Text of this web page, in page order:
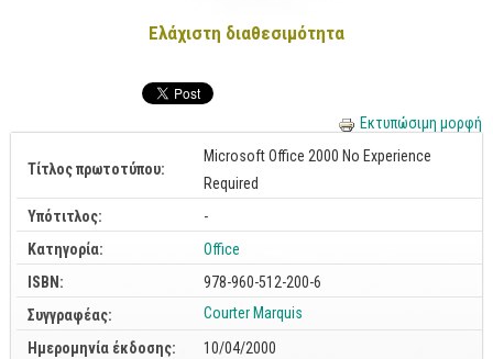
Γραφικά
Photoshop
After Effects
Acrobat
Ελάχιστη διαθεσιμότητα
Εκτυπώσιμη μορφή
Τίτλος πρωτοτύπου:
Microsoft Office 2000 No Experience
Required
Υπότιτλος:
-
Κατηγορία:
Office
ISBN:
978-960-512-200-6
Συγγραφέας:
Courter Marquis
Ημερομηνία έκδοσης:
10/04/2000